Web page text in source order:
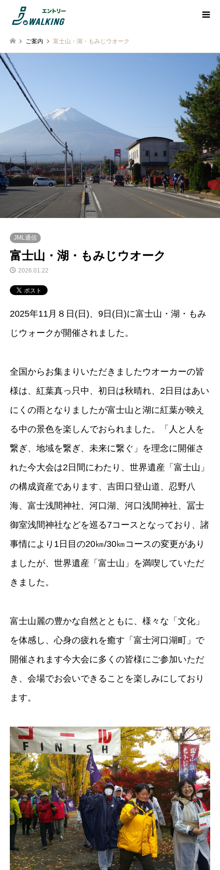
ご案内 富士山・湖・もみじウオーク
JML通信
富士山・湖・もみじウオーク
2026.01.22
2025年11月８日(日)、9日(日)に富士山・湖・もみ
じウォークが開催されました。
全国からお集まりいただきましたウオーカーの皆
様は、紅葉真っ只中、初日は秋晴れ、2日目はあい
にくの雨となりましたが富士山と湖に紅葉が映え
る中の景色を楽しんでおられました。「人と人を
繋ぎ、地域を繋ぎ、未来に繋ぐ」を理念に開催さ
れた今大会は2日間にわたり、世界遺産「富士山」
の構成資産であります、吉田口登山道、忍野八
海、富士浅間神社、河口湖、河口浅間神社、冨士
御室浅間神社などを巡る7コースとなっており、諸
事情により1日目の20㎞/30㎞コースの変更があり
ましたが、世界遺産「富士山」を満喫していただ
きました。
富士山麗の豊かな自然とともに、様々な「文化」
を体感し、心身の疲れを癒す「富士河口湖町」で
開催されます今大会に多くの皆様にご参加いただ
き、会場でお会いできることを楽しみにしており
ます。